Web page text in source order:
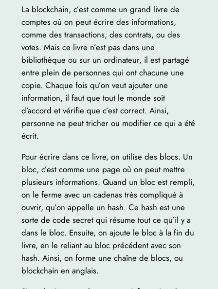
La blockchain, c’est comme un grand livre de
comptes où on peut écrire des informations,
comme des transactions, des contrats, ou des
votes. Mais ce livre n’est pas dans une
bibliothèque ou sur un ordinateur, il est partagé
entre plein de personnes qui ont chacune une
copie. Chaque fois qu’on veut ajouter une
information, il faut que tout le monde soit
d’accord et vérifie que c’est correct. Ainsi,
personne ne peut tricher ou modifier ce qui a été
écrit.
Pour écrire dans ce livre, on utilise des blocs. Un
bloc, c’est comme une page où on peut mettre
plusieurs informations. Quand un bloc est rempli,
on le ferme avec un cadenas très compliqué à
ouvrir, qu’on appelle un hash. Ce hash est une
sorte de code secret qui résume tout ce qu’il y a
dans le bloc. Ensuite, on ajoute le bloc à la fin du
livre, en le reliant au bloc précédent avec son
hash. Ainsi, on forme une chaîne de blocs, ou
blockchain en anglais.